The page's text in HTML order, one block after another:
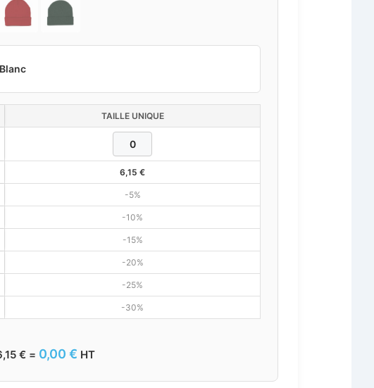
Blanc
TAILLE UNIQUE
6,15 €
-5%
-10%
-15%
-20%
-25%
-30%
€ = 0,00 € HT